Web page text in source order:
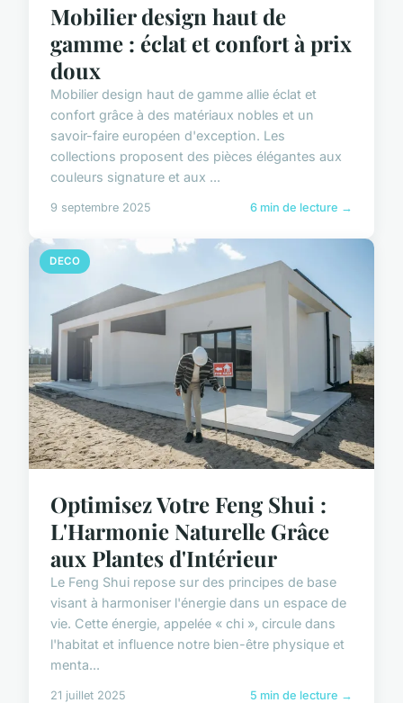
Mobilier design haut de
gamme : éclat et confort à prix
doux
Mobilier design haut de gamme allie éclat et
confort grâce à des matériaux nobles et un
savoir-faire européen d'exception. Les
collections proposent des pièces élégantes aux
couleurs signature et aux ...
9 septembre 2025 6 min de lecture →
DECO
Optimisez Votre Feng Shui :
L'Harmonie Naturelle Grâce
aux Plantes d'Intérieur
Le Feng Shui repose sur des principes de base
visant à harmoniser l'énergie dans un espace de
vie. Cette énergie, appelée « chi », circule dans
l'habitat et influence notre bien-être physique et
menta...
21 juillet 2025 5 min de lecture →